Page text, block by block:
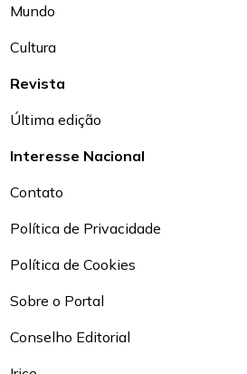
Mundo
Cultura
Revista
Última edição
Interesse Nacional
Contato
Política de Privacidade
Política de Cookies
Sobre o Portal
Conselho Editorial